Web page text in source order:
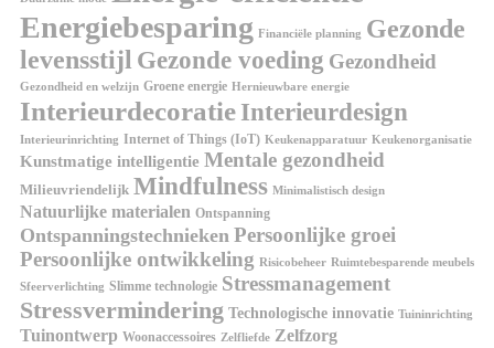
Energiebesparing Financiële planning Gezonde
levensstijl Gezonde voeding Gezondheid
Gezondheid en welzijn Groene energie Hernieuwbare energie
InterieurdecoratieInterieurdesign
Interieurinrichting Internet of Things (IoT) Keukenapparatuur Keukenorganisatie
Kunstmatige intelligentie Mentale gezondheid
Milieuvriendelijk Mindfulness Minimalistisch design
Natuurlijke materialen Ontspanning
Ontspanningstechnieken Persoonlijke groei
Persoonlijke ontwikkeling Risicobeheer Ruimtebesparende meubels
Sfeerverlichting Slimme technologie Stressmanagement
Stressvermindering Technologische innovatie Tuininrichting
Tuinontwerp Woonaccessoires Zelfliefde Zelfzorg